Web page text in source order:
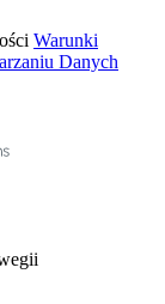
Warunki
Danych